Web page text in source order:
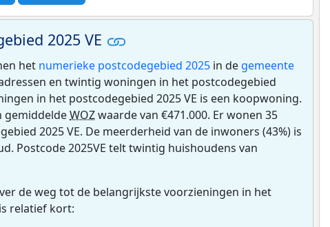
2025 VE
het numerieke postcodegebied 2025 in de gemeente
en twintig woningen in het postcodegebied
in het postcodegebied 2025 VE is een koopwoning.
gemiddeldeWOZwaarde van €471.000. Er wonen 35
2025 VE. De meerderheid van de inwoners (43%) is
Postcode 2025VE telt twintig huishoudens van
de weg tot de belangrijkste voorzieningen in het
relatief kort: